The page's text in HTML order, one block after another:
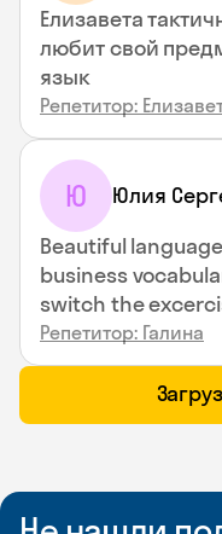
Елизавета
любит свой
язык
Репетитор:
Ю Юлия
Beautiful
business
switch the
Репетитор: Галина